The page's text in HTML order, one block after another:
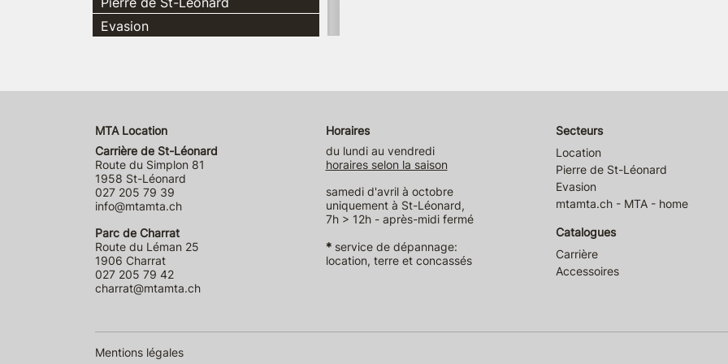
Evasion
MTA Location
Carrière de St-Léonard
Route du Simplon 81
1958 St-Léonard
027 205 79 39
info@mtamta.ch
Parc de Charrat
Route du Léman 25
1906 Charrat
027 205 79 42
charrat@mtamta.ch
Horaires
du lundi au vendredi
horaires selon la saison
samedi d'avril à octobre
uniquement à St-Léonard,
7h > 12h - après-midi fermé
*service de dépannage:
location, terre et concassés
Secteurs
Location
Pierre de St-Léonard
Evasion
mtamta.ch - MTA - home
Catalogues
Carrière
Accessoires
Mentions légales